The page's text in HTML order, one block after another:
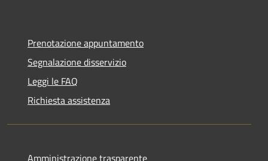
Prenotazione appuntamento
Segnalazione disservizio
Leggi le FAQ
Richiesta assistenza